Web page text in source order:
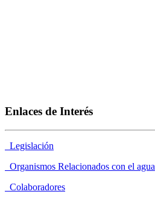
Enlaces de Interés
Legislación
Organismos Relacionados con el agua
Colaboradores